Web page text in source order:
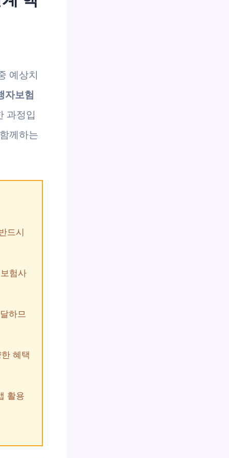
예상치
자보험
과정입
께하는
드시
험사
하므
혜택
활용